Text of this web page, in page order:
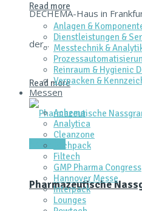
DECHEMA-Haus in
der...
Read more
Aktuelles
Pharmazeutische
Read more
Anlagen &
Dienstleistungen &
Messtechnik &
Reinraum & Hygienic
Verpacken &
Messen
Achema
Analytica
Cleanzone
Fachpack
Filtech
GMP Pharma Congress
Hannover Messe
Interpack
Lounges